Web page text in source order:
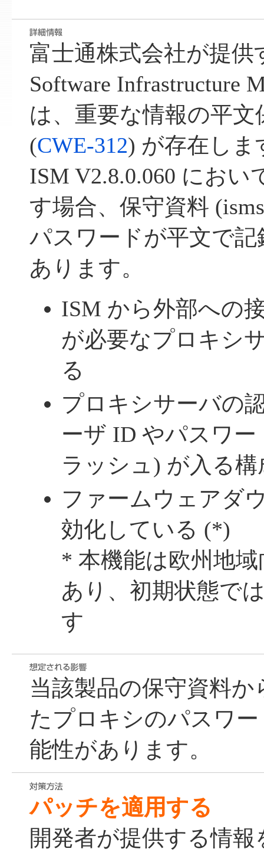
富士通株式会社が提供
Software Infrastructure
は、重要な情報の平文
(CWE-312) が存在しま
ISM V2.8.0.060 におい
す場合、保守資料
パスワードが平文で
あります。
ISM から外部への
が必要なプロキシ
る
プロキシサーバの
ーザ ID やパスワ
ラッシュ) が入る構
ファームウェアダ
効化している (*)
* 本機能は欧州地
あり、初期状態で
す
当該製品の保守資料
たプロキシのパスワ
能性があります。
パッチを適用する
開発者が提供する情